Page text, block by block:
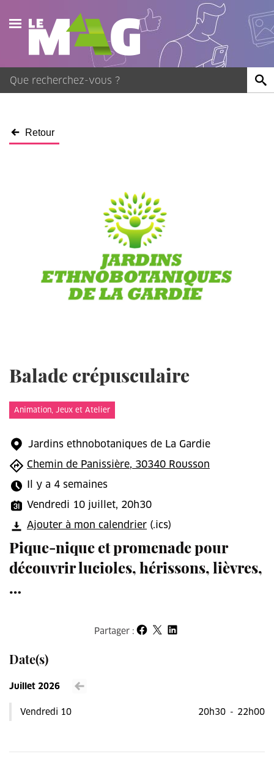
Actualités
Agenda
Retour
Date(s)
Voir le mois précédent
Juillet 2026
Vendredi 10 20h30 - 22h00
Balade crépusculaire
Animation, Jeux et Atelier
Jardins ethnobotaniques de La Gardie
Chemin de Panissière, 30340 Rousson
Il y a 4 semaines
Vendredi 10 juillet, 20h30
Ajouter à mon calendrier (.ics)
Pique-nique et promenade pour
découvrir lucioles, hérissons, lièvres,
…
Partager :Partager sur Facebook
Partager sur X
Partager sur LinkedIn